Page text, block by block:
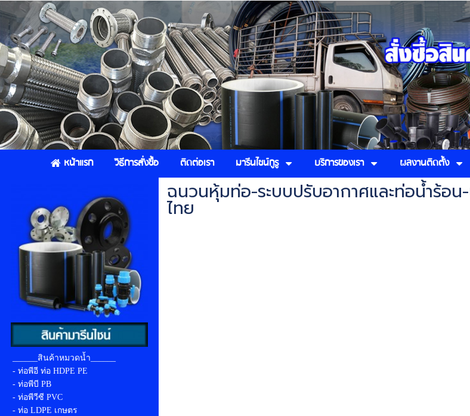
หน้าแรก วิธีการสั่งซื้อ ติดต่อเรา มารีนไชน์กูรู บริการของเรา ผลงานติดตั้ง
______สินค้าหมวดน้ำ______
- ท่อพีอี ท่อ HDPE PE
- ท่อพีบี PB
- ท่อพีวีซี PVC
- ท่อ LDPE เกษตร
ฉนวนหุ้มท่อ-ระบบปรับอากาศและท่อน้ำร้อ
ไทย